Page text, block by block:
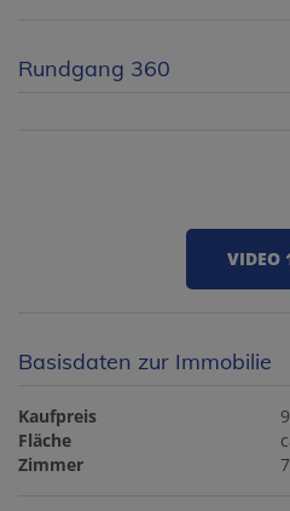
Rundgang 360
VIDEO
Basisdaten zur Immobilie
Kaufpreis
Fläche
Zimmer 7